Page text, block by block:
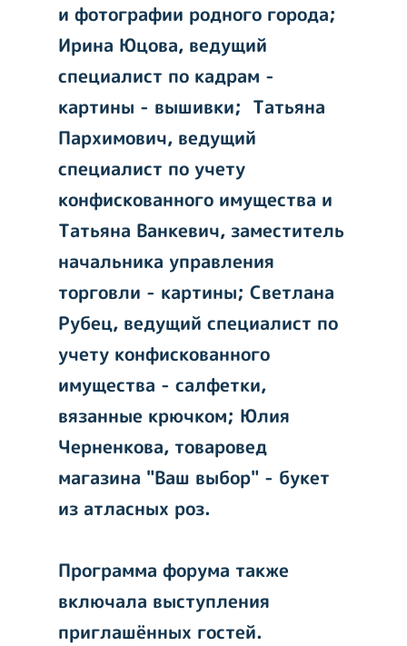
и фотографии родного города;
Ирина Юцова, ведущий
специалист по кадрам -
картины - вышивки; Татьяна
Пархимович, ведущий
специалист по учету
конфискованного имущества и
Татьяна Ванкевич, заместитель
начальника управления
торговли - картины; Светлана
Рубец, ведущий специалист по
учету конфискованного
имущества - салфетки,
вязанные крючком; Юлия
Черненкова, товаровед
магазина "Ваш выбор" - букет
из атласных роз.
Программа форума также
включала выступления
приглашённых гостей.